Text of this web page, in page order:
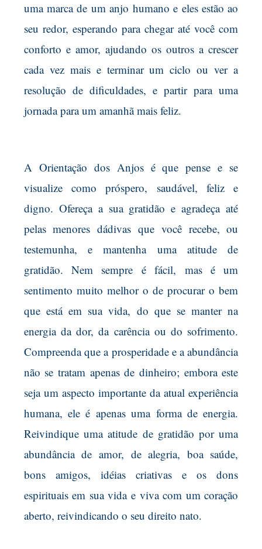
uma marca de um anjo humano e eles estão ao
seu redor, esperando para chegar até você com
conforto e amor, ajudando os outros a crescer
cada vez mais e terminar um ciclo ou ver a
resolução de dificuldades, e partir para uma
jornada para um amanhã mais feliz.
A Orientação dos Anjos é que pense e se
visualize como próspero, saudável, feliz e
digno. Ofereça a sua gratidão e agradeça até
pelas menores dádivas que você recebe, ou
testemunha, e mantenha uma atitude de
gratidão. Nem sempre é fácil, mas é um
sentimento muito melhor o de procurar o bem
que está em sua vida, do que se manter na
energia da dor, da carência ou do sofrimento.
Compreenda que a prosperidade e a abundância
não se tratam apenas de dinheiro; embora este
seja um aspecto importante da atual experiência
humana, ele é apenas uma forma de energia.
Reivindique uma atitude de gratidão por uma
abundância de amor, de alegria, boa saúde,
bons amigos, idéias criativas e os dons
espirituais em sua vida e viva com um coração
aberto, reivindicando o seu direito nato.